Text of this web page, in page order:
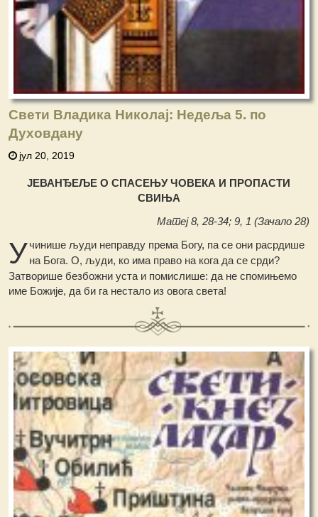
Свети Владика Николај: Недеља 5. по
Духовдану
јул 20, 2019
ЈЕВАНЂЕЉЕ О СПАСЕЊУ ЧОВЕКА И ПРОПАСТИ
СВИЊА
Матеј 8, 28-34; 9, 1 (Зачало 28)
Учинише људи неправду према Богу, па се они расрдише
на Бога. О, људи, ко има право на кога да се срди?
Затворише безбожни уста и помислише: да не спомињемо
име Божије, да би га нестало из овога света!